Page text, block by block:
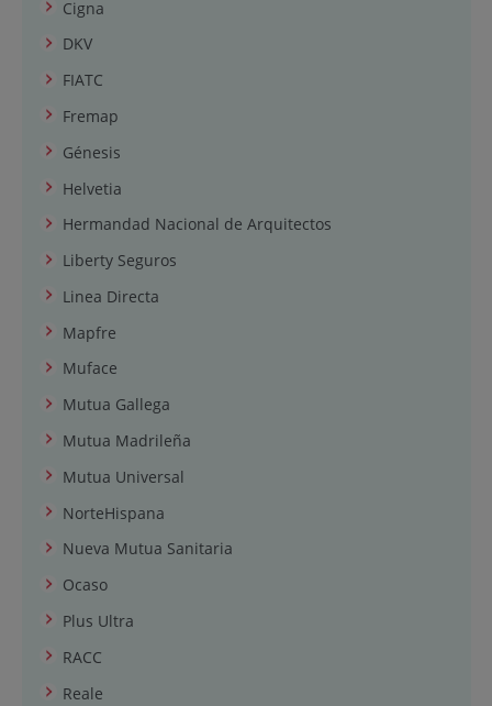
Cigna
DKV
FIATC
Fremap
Génesis
Helvetia
Hermandad Nacional de Arquitectos
Liberty Seguros
Linea Directa
Mapfre
Muface
Mutua Gallega
Mutua Madrileña
Mutua Universal
NorteHispana
Nueva Mutua Sanitaria
Ocaso
Plus Ultra
RACC
Reale